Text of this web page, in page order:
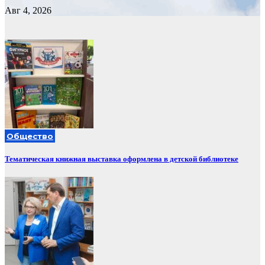
Авг 4, 2026
Общество
Тематическая книжная выставка оформлена в детской библиотеке